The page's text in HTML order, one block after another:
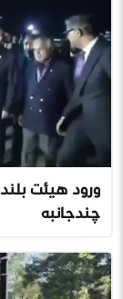
ورود هیئت
چندجانبه